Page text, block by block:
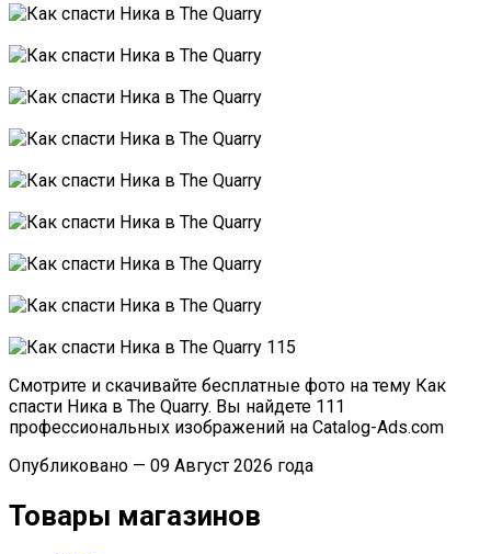
Смотрите и скачивайте бесплатные фото на тему Как
спасти Ника в The Quarry. Вы найдете 111
профессиональных изображений на Catalog-Ads.com
Опубликовано — 09 Август 2026 года
Товары магазинов